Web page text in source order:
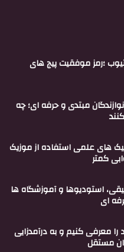
؛رمز موفقیت پیج های
مبتدی و حرفه ای؛ چه
های علمی استفاده از موزیک
کمتر
استودیوها و آموزشگاه ها
ای
معرفی کنیم و به درآمدزایی
مستقل